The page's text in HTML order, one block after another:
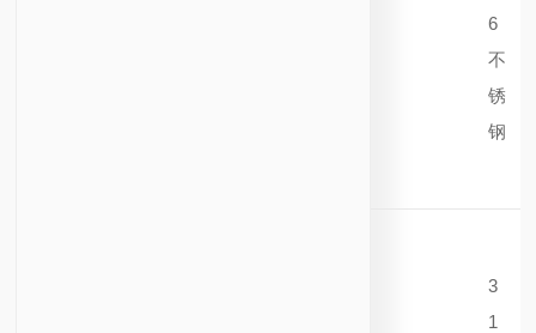
6
不
锈
钢
3
1